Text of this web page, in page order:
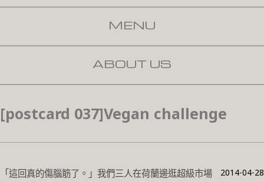
MENU
SKIP TO CONTENT
ABOUT US
[postcard 037]Vegan challenge
2014-04-28
「這回真的傷腦筋了。」我們三人在荷蘭邊逛超級市場